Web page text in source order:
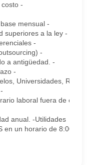
-
mensual -
superiores a la ley -
-
-
a antigüedad. -
-
Universidades,
laboral fuera de
anual. -Utilidades
en un horario de 8:00